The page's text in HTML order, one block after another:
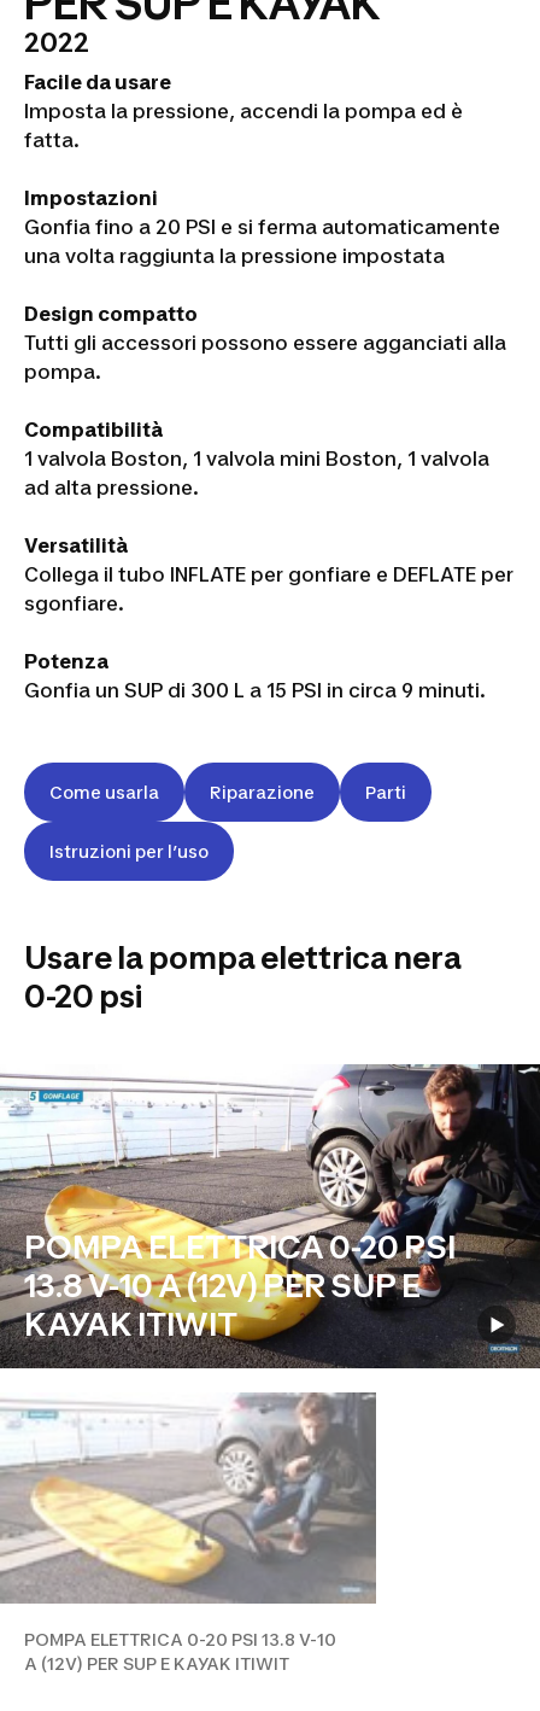
2022
Facile da usare
Imposta la pressione, accendi la pompa ed è
fatta.
Impostazioni
Gonfia fino a 20 PSI e si ferma automaticamente
una volta raggiunta la pressione impostata
Design compatto
Tutti gli accessori possono essere agganciati alla
pompa.
Compatibilità
1 valvola Boston, 1 valvola mini Boston, 1 valvola
ad alta pressione.
Versatilità
Collega il tubo INFLATE per gonfiare e DEFLATE per
sgonfiare.
Potenza
Gonfia un SUP di 300 L a 15 PSI in circa 9 minuti.
Come usarla Riparazione Parti
Istruzioni per l’uso
Usare la pompa elettrica nera
0-20 psi
POMPA ELETTRICA 0-20 PSI
13.8 V-10 A (12V) PER SUP E
KAYAK ITIWIT
POMPA ELETTRICA 0-20 PSI 13.8 V-10
A (12V) PER SUP E KAYAK ITIWIT